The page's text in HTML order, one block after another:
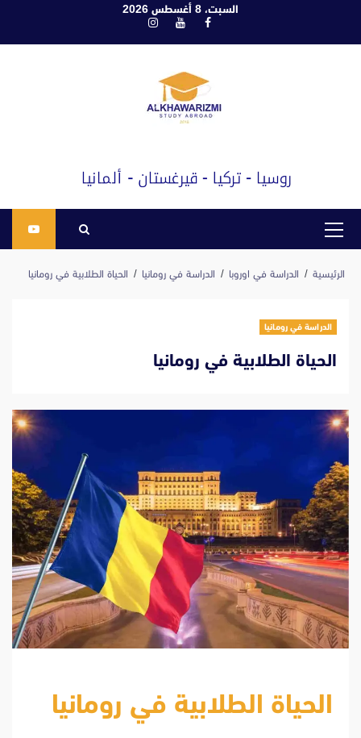
السبت، 8 أغسطس 2026
فيسبوكيوتيوبانستغرام
القائمة
الرئيسية الدراسة في اوروبا الدراسة في رومانيا الحياة الطلابية في رومانيا
الدراسة في رومانيا
الحياة الطلابية في رومانيا
الحياة الطلابية في رومانيا